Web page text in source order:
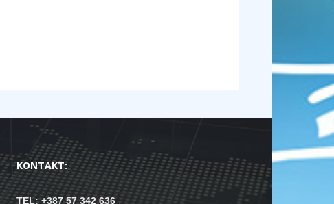
KONTAKT:
TEL: +387 57 342 636